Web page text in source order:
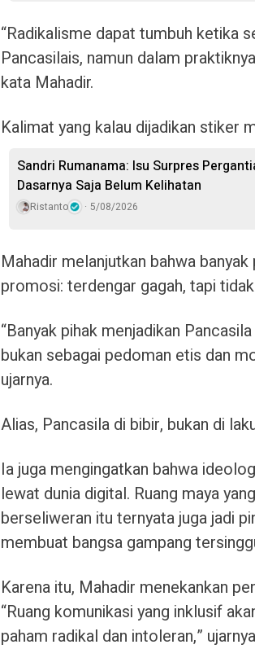
“Radikalisme dapat tumbuh ketika
Pancasilais, namun dalam
kata Mahadir.
Kalimat yang kalau dijadikan stiker
Sandri Rumanama: Isu Surpres
Dasarnya Saja Belum Kelihatan
Ristanto 5/08/2026
Mahadir melanjutkan bahwa
promosi: terdengar gagah, tapi
“Banyak pihak menjadikan
bukan sebagai pedoman etis dan
ujarnya.
Alias, Pancasila di bibir, bukan di
Ia juga mengingatkan bahwa
lewat dunia digital. Ruang maya
berseliweran itu ternyata juga jadi
membuat bangsa gampang
Karena itu, Mahadir menekankan
“Ruang komunikasi yang inklusif
paham radikal dan intoleran,”